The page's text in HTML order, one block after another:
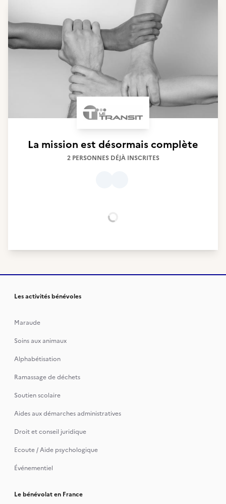
La mission est désormais complète
2 PERSONNES DÉJÀ INSCRITES
Chargement...
Les activités bénévoles
Maraude
Soins aux animaux
Alphabétisation
Ramassage de déchets
Soutien scolaire
Aides aux démarches administratives
Droit et conseil juridique
Ecoute / Aide psychologique
Événementiel
Le bénévolat en France